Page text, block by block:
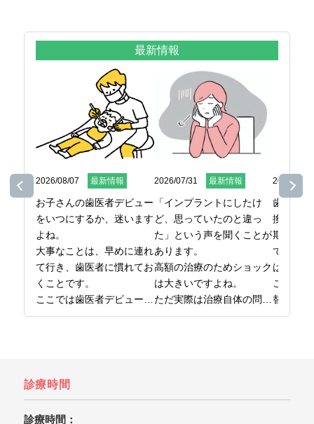
最新情報
2026/08/07 最新情報
お子さんの歯医者デビュー
をいつにするか、迷います
よね。
大事なことは、早めに連れ
て行き、歯医者に慣れてお
くことです。
ここでは歯医者デビューの
時期から、最初の受診で気
を考えたら、日本橋の歯医
2026/07/31 最新情報
「インプラントにしたけ
ど、思っていたのと違っ
た」という声を聞くことが
あります。
高額の治療のためショック
は大きいですよね。
ただ実際は治療自体の問題
というより、事前の確認、
2026/07/
歯ブラ
換して
期間ま
で決め
はない
ここで
替え時
をまと
診療時間
診療時間：